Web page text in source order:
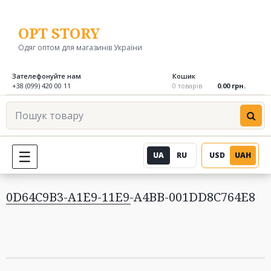
вмістуOPT STORY
Одяг оптом для магазинів України
Зателефонуйте нам
+38 (099) 420 00 11
Кошик
0 товарів
0.00 грн.
Пошук
товару
UA RU USD UAH
0D64C9B3-A1E9-11E9-A4BB-001DD8C764E8